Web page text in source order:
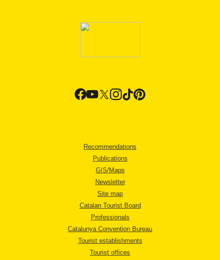
Recommendations
Publications
GIS/Maps
Newsletter
Site map
Catalan Tourist Board
Professionals
Catalunya Convention Bureau
Tourist establishments
Tourist offices